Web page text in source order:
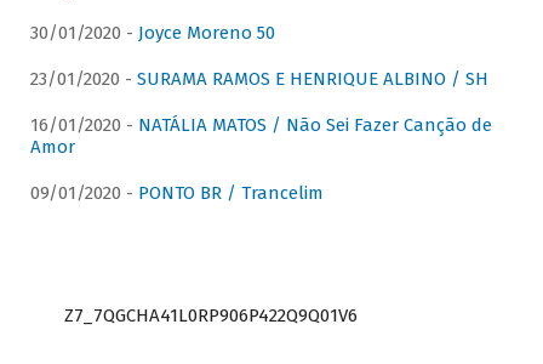
30/01/2020 - Joyce Moreno 50
23/01/2020 - SURAMA RAMOS E HENRIQUE ALBINO / SH
16/01/2020 - NATÁLIA MATOS / Não Sei Fazer Canção de
Amor
09/01/2020 - PONTO BR / Trancelim
Z7_7QGCHA41L0RP906P422Q9Q01V6